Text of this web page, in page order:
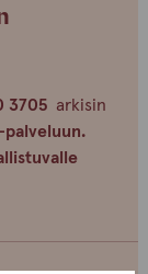
3705arkisin